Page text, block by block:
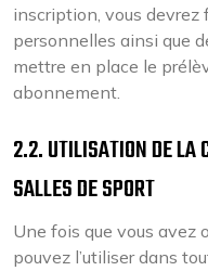
inscription, vous devrez
personnelles ainsi que
mettre en place le
abonnement.
2.2. UTILISATION DE LA
SALLES DE SPORT
Une fois que vous avez
pouvez l’utiliser dans